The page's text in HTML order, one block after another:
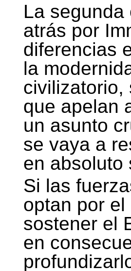
La
atrás por
diferencias
la
civilizatorio,
que apelan
un asunto
se vaya a
en absoluto
Si las
optan por
sostener el
en